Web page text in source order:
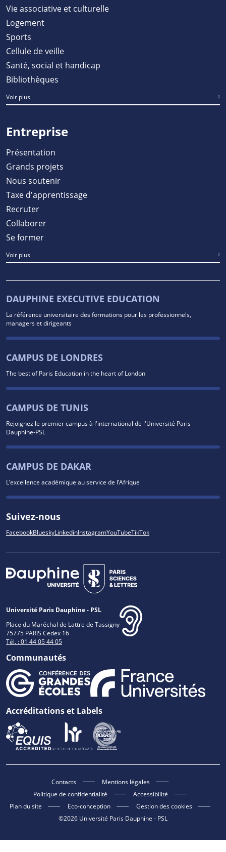
Vie associative et culturelle
Logement
Sports
Cellule de veille
Santé, social et handicap
Bibliothèques
Voir plus
Entreprise
Présentation
Grands projets
Nous soutenir
Taxe d'apprentissage
Recruter
Collaborer
Se former
Voir plus
DAUPHINE EXECUTIVE EDUCATION
La référence universitaire des formations pour les professionnels,
managers et dirigeants
CAMPUS DE LONDRES
The best of Paris Education in the heart of London
CAMPUS DE TUNIS
Rejoignez le premier campus à l'international de l'Université Paris
Dauphine-PSL
CAMPUS DE DAKAR
L’excellence académique au service de l’Afrique
Suivez-nous
FacebookBlueskyLinkedinInstagramYouTubeTikTok
Université Paris Dauphine - PSL
Place du Maréchal de Lattre de Tassigny
75775 PARIS Cedex 16
Tél. : 01 44 05 44 05
Communautés
Accréditations et Labels
Contacts
Mentions légales
Politique de confidentialité
Accessibilité
Plan du site
Eco-conception
Gestion des cookies
©2026 Université Paris Dauphine - PSL